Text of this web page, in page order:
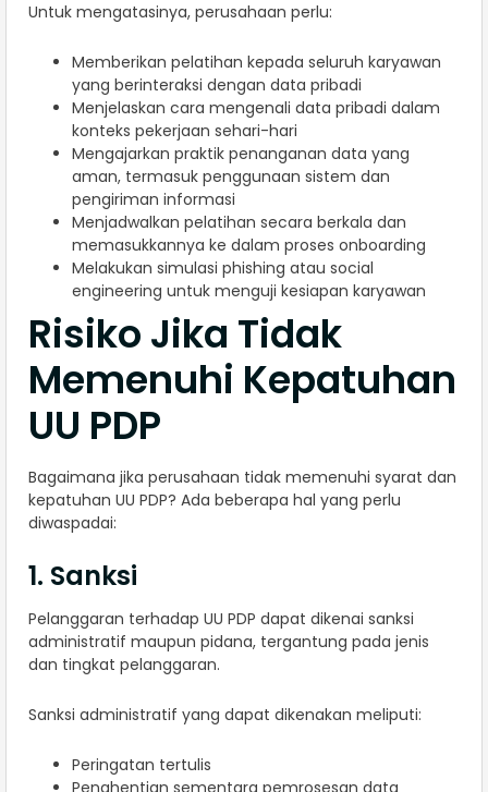
Untuk mengatasinya, perusahaan perlu:
Memberikan pelatihan kepada seluruh karyawan
yang berinteraksi dengan data pribadi
Menjelaskan cara mengenali data pribadi dalam
konteks pekerjaan sehari-hari
Mengajarkan praktik penanganan data yang
aman, termasuk penggunaan sistem dan
pengiriman informasi
Menjadwalkan pelatihan secara berkala dan
memasukkannya ke dalam proses onboarding
Melakukan simulasi phishing atau social
engineering untuk menguji kesiapan karyawan
Risiko Jika Tidak
Memenuhi Kepatuhan
UU PDP
Bagaimana jika perusahaan tidak memenuhi syarat dan
kepatuhan UU PDP? Ada beberapa hal yang perlu
diwaspadai:
1. Sanksi
Pelanggaran terhadap UU PDP dapat dikenai sanksi
administratif maupun pidana, tergantung pada jenis
dan tingkat pelanggaran.
Sanksi administratif yang dapat dikenakan meliputi:
Peringatan tertulis